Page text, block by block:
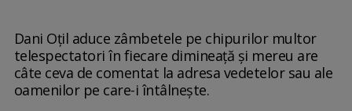
Dani Oțil aduce zâmbetele pe chipurilor multor
telespectatori în fiecare dimineață și mereu are
câte ceva de comentat la adresa vedetelor sau ale
oamenilor pe care-i întâlnește.